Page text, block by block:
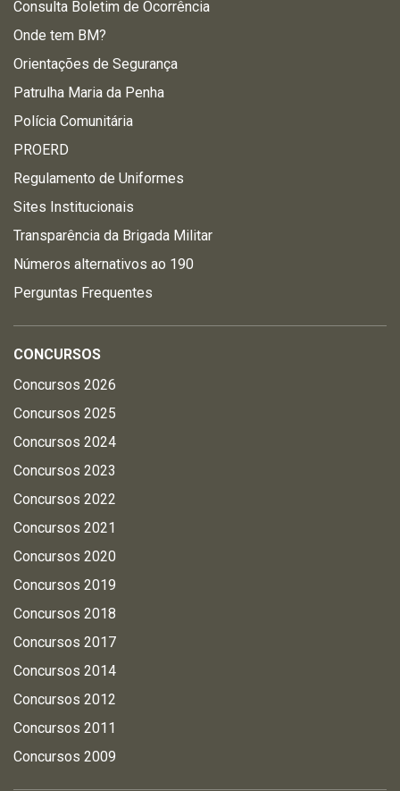
Consulta Boletim de Ocorrência
Onde tem BM?
Orientações de Segurança
Patrulha Maria da Penha
Polícia Comunitária
PROERD
Regulamento de Uniformes
Sites Institucionais
Transparência da Brigada Militar
Números alternativos ao 190
Perguntas Frequentes
CONCURSOS
Concursos 2026
Concursos 2025
Concursos 2024
Concursos 2023
Concursos 2022
Concursos 2021
Concursos 2020
Concursos 2019
Concursos 2018
Concursos 2017
Concursos 2014
Concursos 2012
Concursos 2011
Concursos 2009